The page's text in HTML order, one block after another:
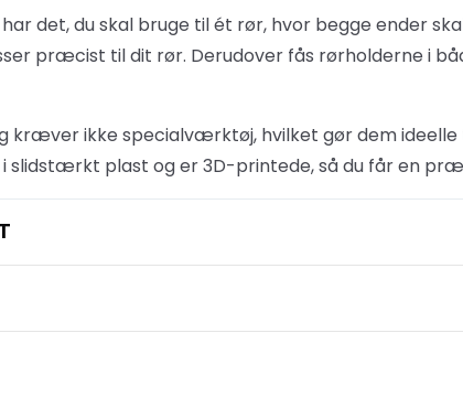
det, du skal bruge til ét rør, hvor begge ender
præcist til dit rør. Derudover fås rørholderne i
kræver ikke specialværktøj, hvilket gør dem
slidstærkt plast og er 3D-printede, så du får en